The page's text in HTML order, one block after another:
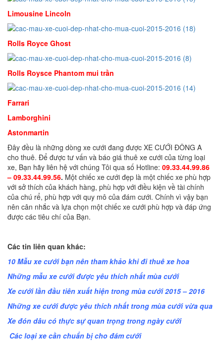
Limousine Lincoln
Rolls Royce Ghost
Rolls Roysce Phantom mui trần
Farrari
Lamborghini
Astonmartin
Đây đều là những dòng xe cưới đang được XE CƯỚI ĐÔNG A
cho thuê. Để được tư vấn và báo giá thuê xe cưới của từng loại
xe, Bạn hãy liên hệ với chúng Tôi qua số Hotline: 09.33.44.99.86
– 09.33.44.99.56. Một chiếc xe cưới đẹp là một chiếc xe phù hợp
với sở thích của khách hàng, phù hợp với điều kiện về tài chính
của chú rể, phù hợp với quy mô của đám cưới. Chính vì vậy bạn
nên cân nhắc và lựa chọn một chiếc xe cưới phù hợp và đáp ứng
được các tiêu chí của Bạn.
Các tin liên quan khác:
10 Mẫu xe cưới bạn nên tham khảo khi đi thuê xe hoa
Những mẫu xe cưới được yêu thích nhất mùa cưới
Xe cưới lần đầu tiên xuất hiện trong mùa cưới 2015 – 2016
Những xe cưới được yêu thích nhất trong mùa cưới vừa qua
Xe đón dâu có thực sự quan trọng trong ngày cưới
Các loại xe cần chuẩn bị cho đám cưới